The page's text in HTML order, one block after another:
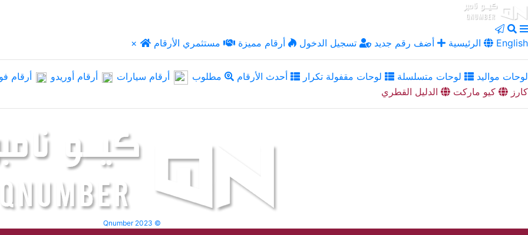
× الرئيسية أضف رقم جديد تسجيل الدخول أرقام مميزة مستثمري الأرقام English
لوحات مواليد لوحات متسلسلة لوحات مقفولة تكرار أحدث الأرقام مطلوب أرقام سيارات أرقام أوريدو أرقام
كارز
كيو ماركت الدليل القطري
Qnumber 2023 ©